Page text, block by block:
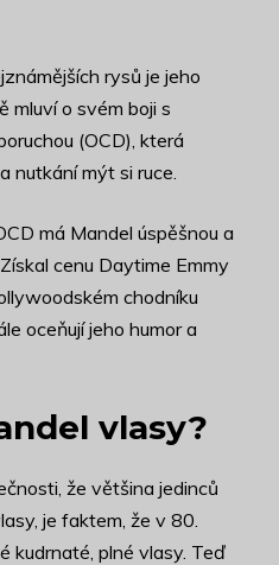
rysů je jeho
mluví o svém boji s
(OCD), která
nutkání mýt si ruce.
má Mandel úspěšnou a
cenu Daytime Emmy
chodníku
oceňují jeho humor a
vlasy?
že většina jedinců
je faktem, že v 80.
kudrnaté, plné vlasy. Teď